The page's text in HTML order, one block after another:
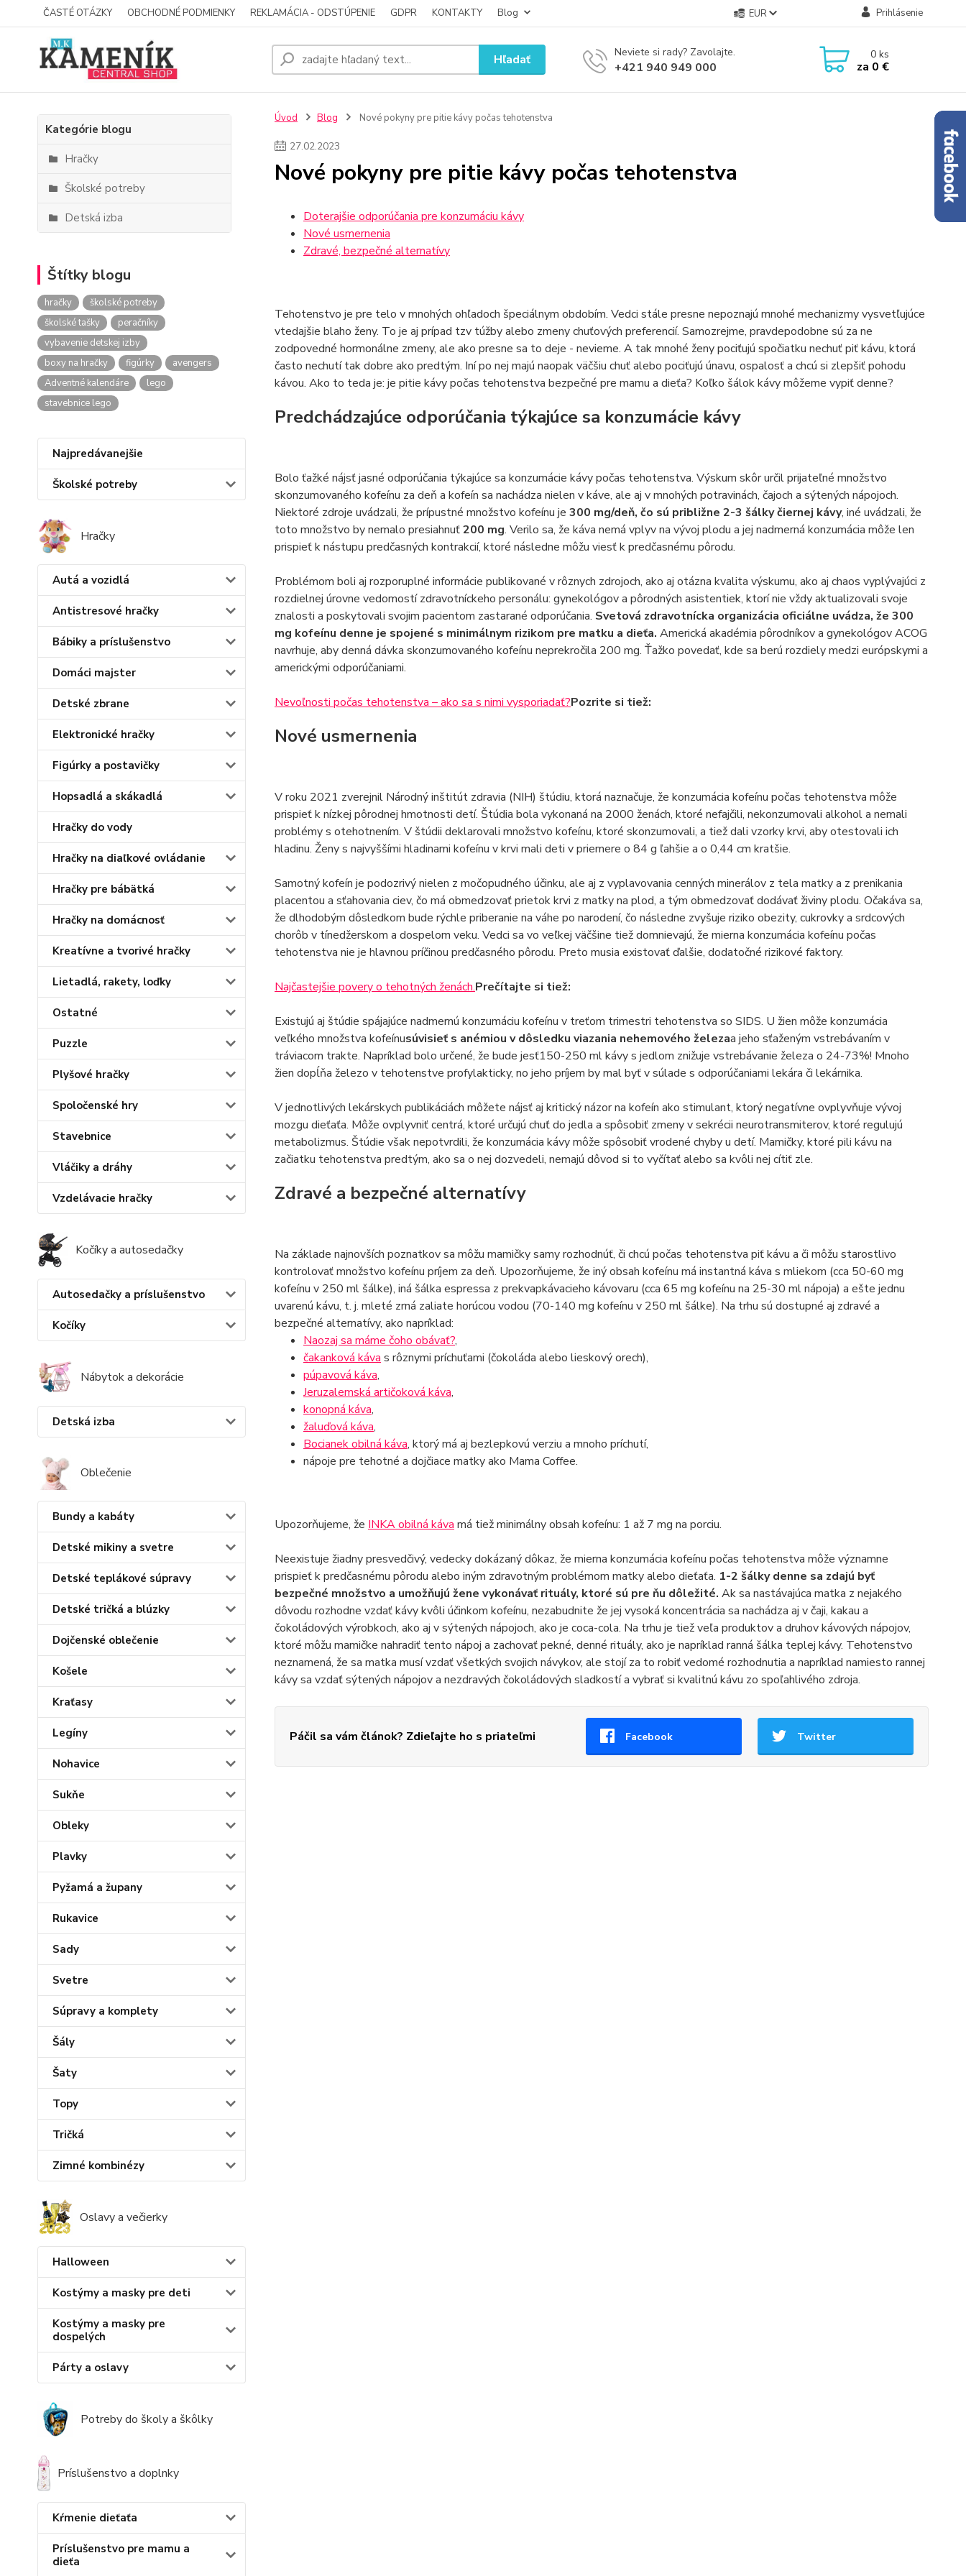
ČASTÉ OTÁZKY OBCHODNÉ PODMIENKY REKLAMÁCIA - ODSTÚPENIE GDPR KONTAKTY Blog EUR Prihlásenie
Hľadať Neviete si rady? Zavolajte.
+421 940 949 000
0ks
za 0 €
Kategórie blogu
Hračky
Školské potreby
Detská izba
Štítky blogu
hračky
školské potreby
školské tašky
peračníky
vybavenie detskej izby
boxy na hračky
figúrky
avengers
Adventné kalendáre
lego
stavebnice lego
Najpredávanejšie
Školské potreby
Hračky
Autá a vozidlá
Antistresové hračky
Bábiky a príslušenstvo
Domáci majster
Detské zbrane
Elektronické hračky
Figúrky a postavičky
Hopsadlá a skákadlá
Hračky do vody
Hračky na diaľkové ovládanie
Hračky pre bábätká
Hračky na domácnosť
Kreatívne a tvorivé hračky
Lietadlá, rakety, loďky
Ostatné
Puzzle
Plyšové hračky
Spoločenské hry
Stavebnice
Vláčiky a dráhy
Vzdelávacie hračky
Kočíky a autosedačky
Autosedačky a príslušenstvo
Kočíky
Nábytok a dekorácie
Detská izba
Oblečenie
Bundy a kabáty
Detské mikiny a svetre
Detské teplákové súpravy
Detské tričká a blúzky
Dojčenské oblečenie
Košele
Kraťasy
Legíny
Nohavice
Sukňe
Obleky
Plavky
Pyžamá a župany
Rukavice
Sady
Svetre
Súpravy a komplety
Šály
Šaty
Topy
Tričká
Zimné kombinézy
Oslavy a večierky
Halloween
Kostýmy a masky pre deti
Kostýmy a masky pre
dospelých
Párty a oslavy
Potreby do školy a škôlky
Príslušenstvo a doplnky
Kŕmenie dieťaťa
Príslušenstvo pre mamu a
dieťa
Úvod Blog Nové pokyny pre pitie kávy počas tehotenstva
27.02.2023
Nové pokyny pre pitie kávy počas tehotenstva
Doterajšie odporúčania pre konzumáciu kávy
Nové usmernenia
Zdravé, bezpečné alternatívy
Tehotenstvo je pre telo v mnohých ohľadoch špeciálnym obdobím. Vedci stále presne nepoznajú mnohé mechanizmy vysvetľujúce
vtedajšie blaho ženy. To je aj prípad tzv túžby alebo zmeny chuťových preferencií. Samozrejme, pravdepodobne sú za ne
zodpovedné hormonálne zmeny, ale ako presne sa to deje - nevieme. A tak mnohé ženy pociťujú spočiatku nechuť piť kávu, ktorá
často nechutí tak dobre ako predtým. Iní po nej majú naopak väčšiu chuť alebo pociťujú únavu, ospalosť a chcú si zlepšiť pohodu
kávou. Ako to teda je: je pitie kávy počas tehotenstva bezpečné pre mamu a dieťa? Koľko šálok kávy môžeme vypiť denne?
Predchádzajúce odporúčania týkajúce sa konzumácie kávy
Bolo ťažké nájsť jasné odporúčania týkajúce sa konzumácie kávy počas tehotenstva. Výskum skôr určil prijateľné množstvo
skonzumovaného kofeínu za deň a kofeín sa nachádza nielen v káve, ale aj v mnohých potravinách, čajoch a sýtených nápojoch.
Niektoré zdroje uvádzali, že prípustné množstvo kofeínu je 300 mg/deň, čo sú približne 2-3 šálky čiernej kávy, iné uvádzali, že
toto množstvo by nemalo presiahnuť200 mg. Verilo sa, že káva nemá vplyv na vývoj plodu a jej nadmerná konzumácia môže len
prispieť k nástupu predčasných kontrakcií, ktoré následne môžu viesť k predčasnému pôrodu.
Problémom boli aj rozporuplné informácie publikované v rôznych zdrojoch, ako aj otázna kvalita výskumu, ako aj chaos vyplývajúci z
rozdielnej úrovne vedomostí zdravotníckeho personálu: gynekológov a pôrodných asistentiek, ktorí nie vždy aktualizovali svoje
znalosti a poskytovali svojim pacientom zastarané odporúčania. Svetová zdravotnícka organizácia oficiálne uvádza, že 300
mg kofeínu denne je spojené s minimálnym rizikom pre matku a dieťa. Americká akadémia pôrodníkov a gynekológov ACOG
navrhuje, aby denná dávka skonzumovaného kofeínu neprekročila 200 mg. Ťažko povedať, kde sa berú rozdiely medzi európskymi a
americkými odporúčaniami.
Nevoľnosti počas tehotenstva – ako sa s nimi vysporiadať?Pozrite si tiež:
Nové usmernenia
V roku 2021 zverejnil Národný inštitút zdravia (NIH) štúdiu, ktorá naznačuje, že konzumácia kofeínu počas tehotenstva môže
prispieť k nízkej pôrodnej hmotnosti detí. Štúdia bola vykonaná na 2000 ženách, ktoré nefajčili, nekonzumovali alkohol a nemali
problémy s otehotnením. V štúdii deklarovali množstvo kofeínu, ktoré skonzumovali, a tiež dali vzorky krvi, aby otestovali ich
hladinu. Ženy s najvyššími hladinami kofeínu v krvi mali deti v priemere o 84 g ľahšie a o 0,44 cm kratšie.
Samotný kofeín je podozrivý nielen z močopudného účinku, ale aj z vyplavovania cenných minerálov z tela matky a z prenikania
placentou a sťahovania ciev, čo má obmedzovať prietok krvi z matky na plod, a tým obmedzovať dodávať živiny plodu. Očakáva sa,
že dlhodobým dôsledkom bude rýchle priberanie na váhe po narodení, čo následne zvyšuje riziko obezity, cukrovky a srdcových
chorôb v tínedžerskom a dospelom veku. Vedci sa vo veľkej väčšine tiež domnievajú, že mierna konzumácia kofeínu počas
tehotenstva nie je hlavnou príčinou predčasného pôrodu. Preto musia existovať ďalšie, dodatočné rizikové faktory.
Najčastejšie povery o tehotných ženách.Prečítajte si tiež:
Existujú aj štúdie spájajúce nadmernú konzumáciu kofeínu v treťom trimestri tehotenstva so SIDS. U žien môže konzumácia
veľkého množstva kofeínusúvisieť s anémiou v dôsledku viazania nehemového železaa jeho sťaženým vstrebávaním v
tráviacom trakte. Napríklad bolo určené, že bude jesť150-250 ml kávy s jedlom znižuje vstrebávanie železa o 24-73%! Mnoho
žien dopĺňa železo v tehotenstve profylakticky, no jeho príjem by mal byť v súlade s odporúčaniami lekára či lekárnika.
V jednotlivých lekárskych publikáciách môžete nájsť aj kritický názor na kofeín ako stimulant, ktorý negatívne ovplyvňuje vývoj
mozgu dieťaťa. Môže ovplyvniť centrá, ktoré určujú chuť do jedla a spôsobiť zmeny v sekrécii neurotransmiterov, ktoré regulujú
metabolizmus. Štúdie však nepotvrdili, že konzumácia kávy môže spôsobiť vrodené chyby u detí. Mamičky, ktoré pili kávu na
začiatku tehotenstva predtým, ako sa o nej dozvedeli, nemajú dôvod si to vyčítať alebo sa kvôli nej cítiť zle.
Zdravé a bezpečné alternatívy
Na základe najnovších poznatkov sa môžu mamičky samy rozhodnúť, či chcú počas tehotenstva piť kávu a či môžu starostlivo
kontrolovať množstvo kofeínu príjem za deň. Upozorňujeme, že iný obsah kofeínu má instantná káva s mliekom (cca 50-60 mg
kofeínu v 250 ml šálke), iná šálka espressa z prekvapkávacieho kávovaru (cca 65 mg kofeínu na 25-30 ml nápoja) a ešte jednu
uvarenú kávu, t. j. mleté zrná zaliate horúcou vodou (70-140 mg kofeínu v 250 ml šálke). Na trhu sú dostupné aj zdravé a
bezpečné alternatívy, ako napríklad:
Naozaj sa máme čoho obávať?,
čakanková káva s rôznymi príchuťami (čokoláda alebo lieskový orech),
púpavová káva,
Jeruzalemská artičoková káva,
konopná káva,
žaluďová káva,
Bocianek obilná káva, ktorý má aj bezlepkovú verziu a mnoho príchutí,
nápoje pre tehotné a dojčiace matky ako Mama Coffee.
Upozorňujeme, že INKA obilná káva má tiež minimálny obsah kofeínu: 1 až 7 mg na porciu.
Neexistuje žiadny presvedčivý, vedecky dokázaný dôkaz, že mierna konzumácia kofeínu počas tehotenstva môže významne
prispieť k predčasnému pôrodu alebo iným zdravotným problémom matky alebo dieťaťa. 1-2 šálky denne sa zdajú byť
bezpečné množstvo a umožňujú žene vykonávať rituály, ktoré sú pre ňu dôležité. Ak sa nastávajúca matka z nejakého
dôvodu rozhodne vzdať kávy kvôli účinkom kofeínu, nezabudnite že jej vysoká koncentrácia sa nachádza aj v čaji, kakau a
čokoládových výrobkoch, ako aj v sýtených nápojoch, ako je coca-cola. Na trhu je tiež veľa produktov a druhov kávových nápojov,
ktoré môžu mamičke nahradiť tento nápoj a zachovať pekné, denné rituály, ako je napríklad ranná šálka teplej kávy. Tehotenstvo
neznamená, že sa matka musí vzdať všetkých svojich návykov, ale stojí za to robiť vedomé rozhodnutia a napríklad namiesto rannej
kávy sa vzdať sýtených nápojov a nezdravých čokoládových sladkostí a vybrať si kvalitnú kávu zo spoľahlivého zdroja.
Páčil sa vám článok? Zdieľajte ho s priateľmi Facebook Twitter